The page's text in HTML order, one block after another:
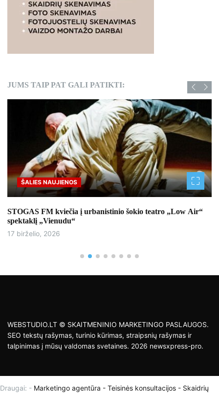
JUMS TAIP PAT GALI PATIKTI:
ŠALIES NAUJIENOS
STOGAS FM kviečia į urbanistinio šokio teatro „Low Air“
spektaklį „Vienudu“
17 birželio, 2026
WEBSTUDIO.LT © SKAITMENINIO MARKETINGO PASLAUGOS.
SEO tekstų rašymas, turinio kūrimas, straipsnių rašymas ir
talpinimas į mūsų valdomas svetaines. 2026 newsxpress-pro.
Draugai: - Marketingo agentūra - Teisinės konsultacijos - Skaidrių